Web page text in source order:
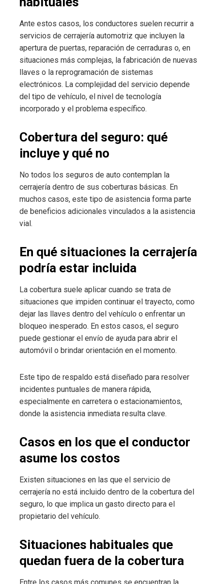
Ante estos casos, los conductores suelen recurrir a
servicios de cerrajería automotriz que incluyen la
apertura de puertas, reparación de cerraduras o, en
situaciones más complejas, la fabricación de nuevas
llaves o la reprogramación de sistemas
electrónicos. La complejidad del servicio depende
del tipo de vehículo, el nivel de tecnología
incorporado y el problema específico.
Cobertura del seguro: qué
incluye y qué no
No todos los seguros de auto contemplan la
cerrajería dentro de sus coberturas básicas. En
muchos casos, este tipo de asistencia forma parte
de beneficios adicionales vinculados a la asistencia
vial.
En qué situaciones la cerrajería
podría estar incluida
La cobertura suele aplicar cuando se trata de
situaciones que impiden continuar el trayecto, como
dejar las llaves dentro del vehículo o enfrentar un
bloqueo inesperado. En estos casos, el seguro
puede gestionar el envío de ayuda para abrir el
automóvil o brindar orientación en el momento.
Este tipo de respaldo está diseñado para resolver
incidentes puntuales de manera rápida,
especialmente en carretera o estacionamientos,
donde la asistencia inmediata resulta clave.
Casos en los que el conductor
asume los costos
Existen situaciones en las que el servicio de
cerrajería no está incluido dentro de la cobertura del
seguro, lo que implica un gasto directo para el
propietario del vehículo.
Situaciones habituales que
quedan fuera de la cobertura